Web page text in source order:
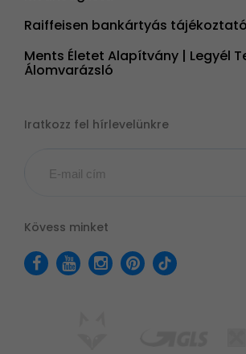
Raiffeisen bankártyás tájékoztató
Ments Életet Alapítvány | Legyél
Álomvarázsló
Iratkozz fel hírlevelünkre
Kövess minket